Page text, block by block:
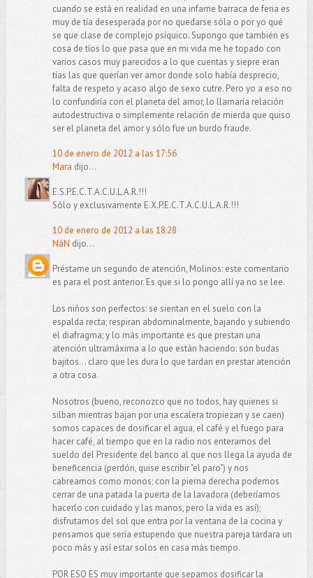
cuando se está en realidad en una infame barraca de feria es
muy de tía desesperada por no quedarse sóla o por yo qué
se que clase de complejo psíquico. Supongo que también es
cosa de tíos lo que pasa que en mi vida me he topado con
varios casos muy parecidos a lo que cuentas y siepre eran
tías las que querían ver amor donde solo había desprecio,
falta de respeto y acaso algo de sexo cutre. Pero yo a eso no
lo confundiría con el planeta del amor, lo llamaría relación
autodestructiva o simplemente relación de mierda que quiso
ser el planeta del amor y sólo fue un burdo fraude.
10 de enero de 2012 a las 17:56
Mara dijo...
E.S.P.E.C.T.A.C.U.L.A.R.!!!
Sólo y exclusivamente E.X.P.E.C.T.A.C.U.L.A.R.!!!
10 de enero de 2012 a las 18:28
NáN dijo...
Préstame un segundo de atención, Molinos: este comentario
es para el post anterior. Es que si lo pongo allí ya no se lee.
Los niños son perfectos: se sientan en el suelo con la
espalda recta; respiran abdominalmente, bajando y subiendo
el diafragma; y lo más importante es que prestan una
atención ultramáxima a lo que están haciendo: son budas
bajitos... claro que les dura lo que tardan en prestar atención
a otra cosa.
Nosotros (bueno, reconozco que no todos, hay quienes si
silban mientras bajan por una escalera tropiezan y se caen)
somos capaces de dosificar el agua, el café y el fuego para
hacer café, al tiempo que en la radio nos enteramos del
sueldo del Presidente del banco al que nos llega la ayuda de
beneficencia (perdón, quise escribir "el paro") y nos
cabreamos como monos; con la pierna derecha podemos
cerrar de una patada la puerta de la lavadora (deberíamos
hacerlo con cuidado y las manos, pero la vida es así);
disfrutamos del sol que entra por la ventana de la cocina y
pensamos que sería estupendo que nuestra pareja tardara un
poco más y así estar solos en casa más tiempo.
POR ESO ES muy importante que sepamos dosificar la